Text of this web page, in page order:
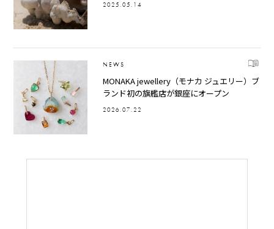
2025.05.14
NEWS
MONAKA jewellery（モナカ ジュエリー）ブ
ランド初の旗艦店が銀座にオープン
2026.07.22